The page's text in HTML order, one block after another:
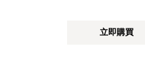
立即購買